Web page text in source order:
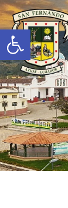
Abrir barra
Ir
al
contenido